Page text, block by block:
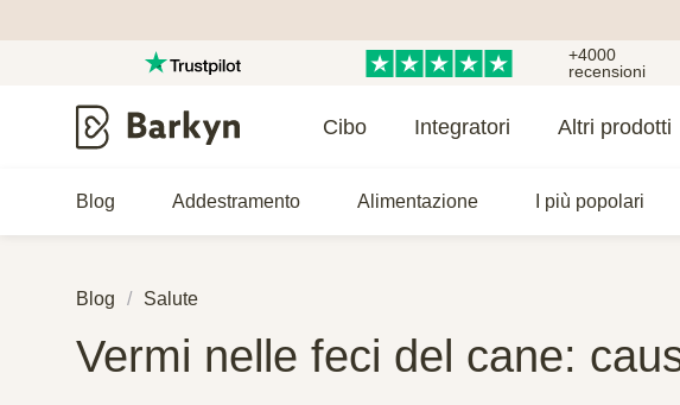
+4000
recensioni
Cibo Integratori Altri prodotti
Blog Addestramento Alimentazione I più popolari
Blog Salute
Vermi nelle feci del cane: